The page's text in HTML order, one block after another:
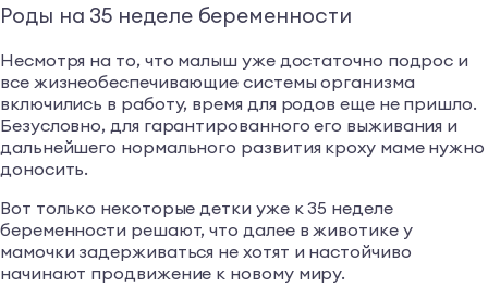
Роды на 35 неделе беременности
Несмотря на то, что малыш уже достаточно подрос и
все жизнеобеспечивающие системы организма
включились в работу, время для родов еще не пришло.
Безусловно, для гарантированного его выживания и
дальнейшего нормального развития кроху маме нужно
доносить.
Вот только некоторые детки уже к 35 неделе
беременности решают, что далее в животике у
мамочки задерживаться не хотят и настойчиво
начинают продвижение к новому миру.